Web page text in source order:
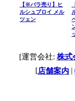
【※バラ売り】ヒ
ルシュブロイ メル
ツェン
[運営会社: 株式
[店舗案内 |